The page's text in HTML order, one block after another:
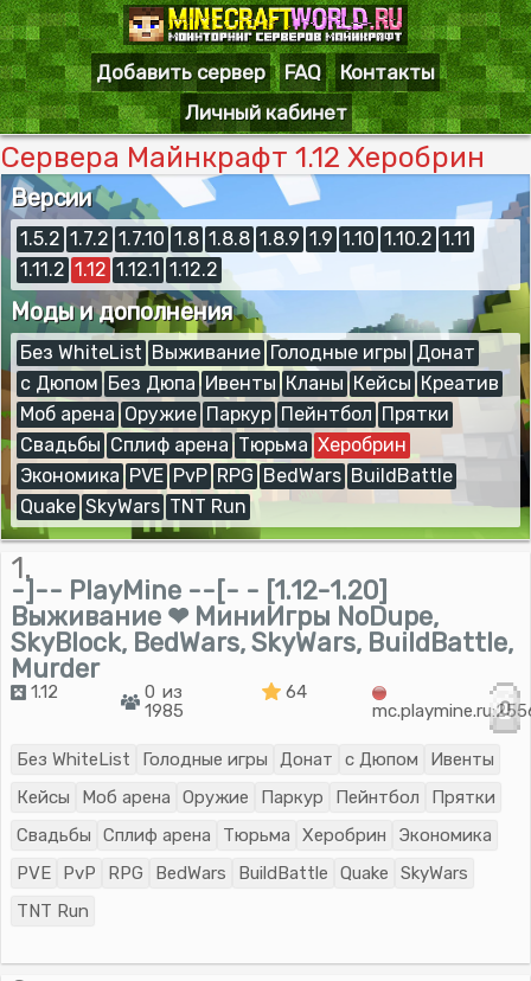
Добавить сервер FAQ
Контакты
Личный кабинет
Сервера Майнкрафт 1.12 Херобрин
Версии
1.5.2 1.7.2 1.7.10 1.8 1.8.8 1.8.9 1.9 1.10 1.10.2 1.11
1.11.2 1.12 1.12.1 1.12.2
Моды и дополнения
Без WhiteList Выживание Голодные игры Донат
с Дюпом Без Дюпа Ивенты Кланы Кейсы Креатив
Моб арена Оружие Паркур Пейнтбол Прятки
Свадьбы Сплиф арена Тюрьма Херобрин
Экономика PVE PvP RPG BedWars BuildBattle
Quake SkyWars TNT Run
1.
-]-- PlayMine --[- - [1.12-1.20]
Выживание ❤ МиниИгры NoDupe,
SkyBlock, BedWars, SkyWars, BuildBattle,
Murder
1.12
0 из
1985
64
0
Без WhiteList Голодные игры Донат с Дюпом
Ивенты
Кейсы
Моб арена Оружие Паркур Пейнтбол
Прятки
Свадьбы
Сплиф арена Тюрьма Херобрин
Экономика
PVE
PvP RPG BedWars BuildBattle Quake
SkyWars
TNT Run